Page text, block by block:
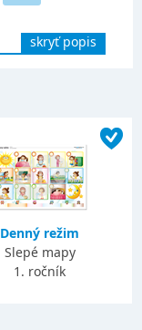
skryť popis
Denný režim
Slepé mapy
1. ročník